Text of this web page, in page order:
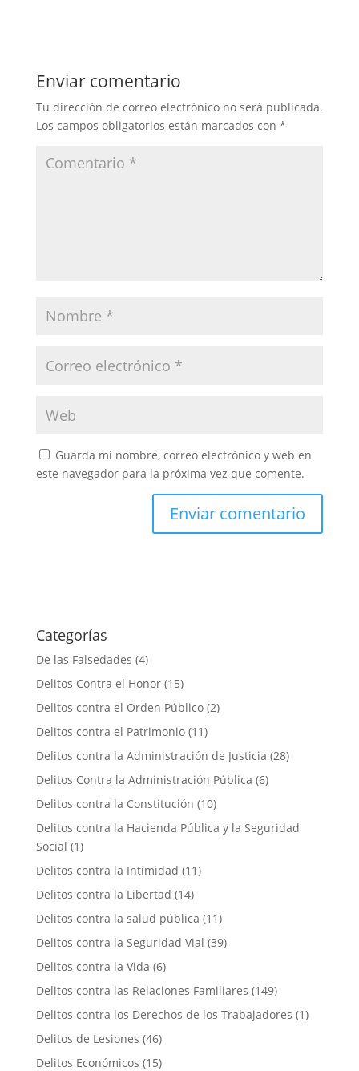
Enviar comentario
Tu dirección de correo electrónico no será publicada.
Los campos obligatorios están marcados con *
Guarda mi nombre, correo electrónico y web en
este navegador para la próxima vez que comente.
Categorías
De las Falsedades (4)
Delitos Contra el Honor(15)
Delitos contra el Orden Público(2)
Delitos contra el Patrimonio(11)
Delitos contra la Administración de Justicia (28)
Delitos Contra la Administración Pública (6)
Delitos contra la Constitución (10)
Delitos contra la Hacienda Pública y la Seguridad
Social (1)
Delitos contra la Intimidad (11)
Delitos contra la Libertad (14)
Delitos contra la salud pública (11)
Delitos contra la Seguridad Vial (39)
Delitos contra la Vida (6)
Delitos contra las Relaciones Familiares (149)
Delitos contra los Derechos de los Trabajadores (1)
Delitos de Lesiones (46)
Delitos Económicos (15)